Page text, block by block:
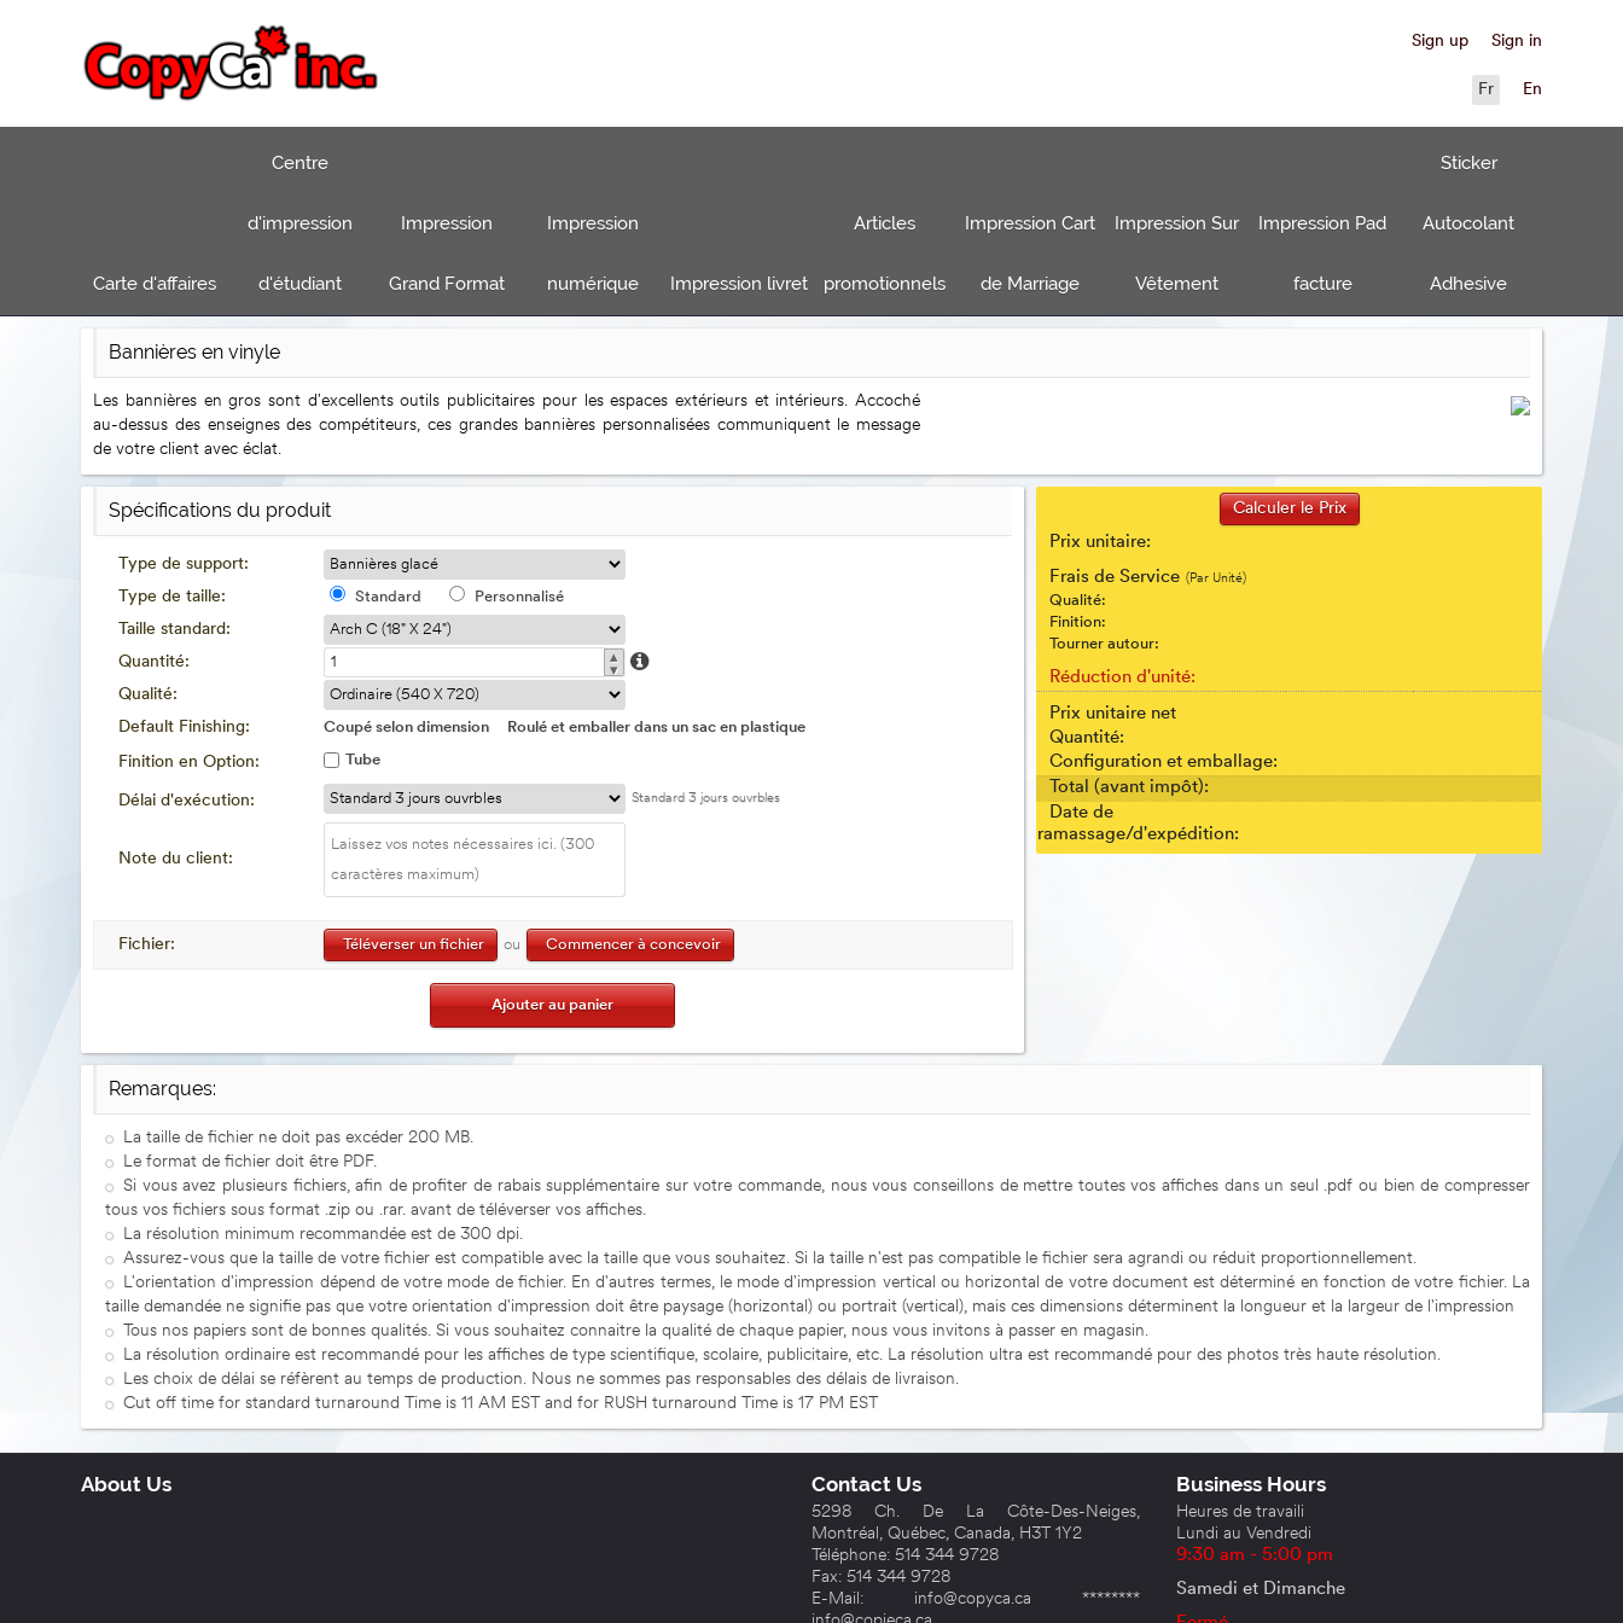
Sign up Sign in
Fr En
Carte d'affaires
Centre
d'impression
d'étudiant
Impression
Grand Format
Impression
numérique Impression livret
Articles
promotionnels
Impression Cart
de Marriage
Impression Sur
Vêtement
Impression Pad
facture
Sticker
Autocolant
Adhesive
Bannières en vinyle
Les bannières en gros sont d'excellents outils publicitaires pour les espaces extérieurs et intérieurs. Accoché
au-dessus des enseignes des compétiteurs, ces grandes bannières personnalisées communiquent le message
de votre client avec éclat.
Spécifications du produit
Type de support:
Type de taille:
Standard Personnalisé
Taille standard:
Quantité:
▴
▾
Qualité:
Default Finishing:
Coupé selon dimension Roulé et emballer dans un sac en plastique
Finition en Option: Tube
Délai d'exécution: Standard 3 jours ouvrbles
Note du client:
Fichier: Téléverser un fichier ou Commencer à concevoir
Prix unitaire:
Frais de Service (Par Unité)
Qualité:
Finition:
Tourner autour:
Réduction d'unité:
Prix unitaire net
Quantité:
Configuration et emballage:
Total (avant impôt):
Date de
ramassage/d'expédition:
Remarques:
La taille de fichier ne doit pas excéder 200 MB.
Le format de fichier doit être PDF.
Si vous avez plusieurs fichiers, afin de profiter de rabais supplémentaire sur votre commande, nous vous conseillons de mettre toutes vos affiches dans un seul .pdf ou bien de compresser
tous vos fichiers sous format .zip ou .rar. avant de téléverser vos affiches.
La résolution minimum recommandée est de 300 dpi.
Assurez-vous que la taille de votre fichier est compatible avec la taille que vous souhaitez. Si la taille n'est pas compatible le fichier sera agrandi ou réduit proportionnellement.
L'orientation d'impression dépend de votre mode de fichier. En d'autres termes, le mode d'impression vertical ou horizontal de votre document est déterminé en fonction de votre fichier. La
taille demandée ne signifie pas que votre orientation d'impression doit être paysage (horizontal) ou portrait (vertical), mais ces dimensions déterminent la longueur et la largeur de l'impression
Tous nos papiers sont de bonnes qualités. Si vous souhaitez connaitre la qualité de chaque papier, nous vous invitons à passer en magasin.
La résolution ordinaire est recommandé pour les affiches de type scientifique, scolaire, publicitaire, etc. La résolution ultra est recommandé pour des photos très haute résolution.
Les choix de délai se réfèrent au temps de production. Nous ne sommes pas responsables des délais de livraison.
Cut off time for standard turnaround Time is 11 AM EST and for RUSH turnaround Time is 17 PM EST
About Us Contact Us
5298 Ch. De La Côte-Des-Neiges,
Montréal, Québec, Canada, H3T 1Y2
Téléphone: 514 344 9728
Fax: 514 344 9728
E-Mail: info@copyca.ca ********
Business Hours
Heures de travaili
Lundi au Vendredi
9:30 am - 5:00 pm
Samedi et Dimanche